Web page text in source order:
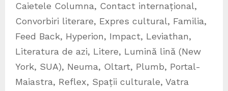
Caietele Columna, Contact internațional,
Convorbiri literare, Expres cultural, Familia,
Feed Back, Hyperion, Impact, Leviathan,
Literatura de azi, Litere, Lumină lină (New
York, SUA), Neuma, Oltart, Plumb, Portal-
Maiastra, Reflex, Spații culturale, Vatra